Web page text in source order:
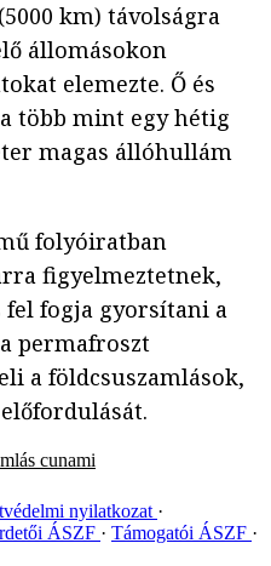
km) távolságra
állomásokon
elemezte. Ő és
több mint egy hétig
magas állóhullám
folyóiratban
figyelmeztetnek,
fel fogja gyorsítani a
permafroszt
a földcsuszamlások,
cunami
nyilatkozat
ÁSZF
Támogatói ÁSZF